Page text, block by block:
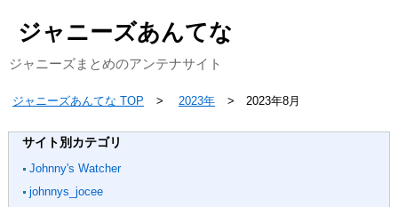
ジャニーズあんてな
ジャニーズまとめのアンテナサイト
ジャニーズあんてな TOP 2023年 2023年8月
サイト別カテゴリ
Johnny's Watcher
johnnys_jocee